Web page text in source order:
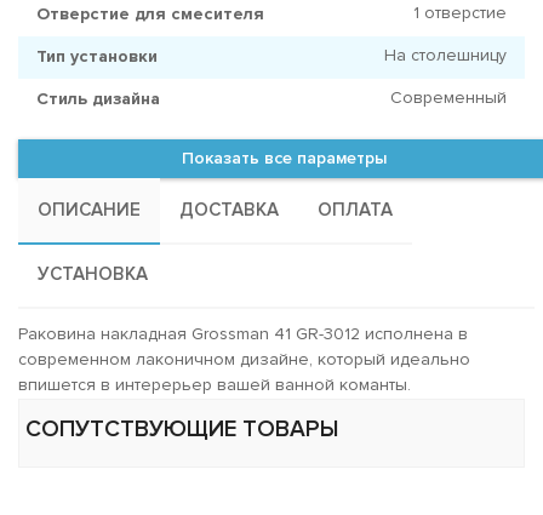
Отверстие для смесителя 1 отверстие
Тип установки На столешницу
Стиль дизайна Современный
Показать все параметры
ОПИСАНИЕ ДОСТАВКА ОПЛАТА
УСТАНОВКА
Раковина накладная Grossman 41 GR-3012 исполнена в
современном лаконичном дизайне, который идеально
впишется в интерерьер вашей ванной команты.
СОПУТСТВУЮЩИЕ ТОВАРЫ